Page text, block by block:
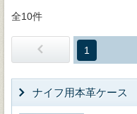
全10件
1
ナイフ用本革ケース